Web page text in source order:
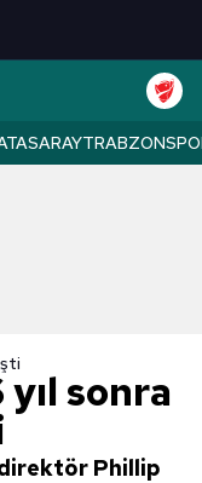
sonra
Phillip